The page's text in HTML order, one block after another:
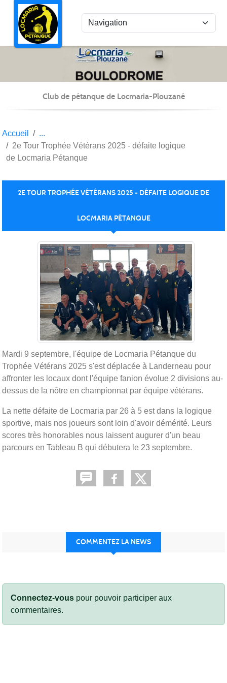
Club de pétanque de Locmaria-Plouzané
Accueil
2e Tour Trophée Vétérans 2025 - défaite logique
de Locmaria Pétanque
2E TOUR TROPHÉE VÉTÉRANS 2025 - DÉFAITE LOGIQUE DE
LOCMARIA PÉTANQUE
Mardi 9 septembre, l'équipe de Locmaria Pétanque du
Trophée Vétérans 2025 s'est déplacée à Landerneau pour
affronter les locaux dont l'équipe fanion évolue 2 divisions au-
dessus de la nôtre en championnat par équipe vétérans.
La nette défaite de Locmaria par 26 à 5 est dans la logique
sportive, mais nos joueurs sont loin d'avoir démérité. Leurs
scores très honorables nous laissent augurer d'un beau
parcours en Tableau B qui débutera le 23 septembre.
COMMENTEZ LA NEWS
Connectez-vous pour pouvoir participer aux
commentaires.
Panneau de gestion des cookies